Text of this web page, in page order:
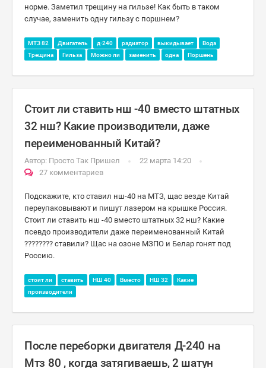
норме. Заметил трещину на гильзе! Как быть в таком
случае, заменить одну гильзу с поршнем?
МТЗ 82 Двигатель д-240 радиатор выкидывает
Вода
Трещина
Гильза Можно ли заменить одна Поршень
Стоит ли ставить нш -40 вместо штатных
32 нш? Какие производители, даже
переименованный Китай?
Автор: Просто Так Пришел
22 марта 14:20
27 комментариев
Подскажите, кто ставил нш-40 на МТЗ, щас везде Китай
переупаковывают и пишут лазером на крышке Россия.
Стоит ли ставить нш -40 вместо штатных 32 нш? Какие
псевдо производители даже переименованный Китай
???????? ставили? Щас на озоне МЗПО и Белар гонят под
Россию.
стоит ли ставить НШ 40 Вместо НШ 32
Какие
производители
После переборки двигателя Д-240 на
Мтз 80 , когда затягиваешь, 2 шатун